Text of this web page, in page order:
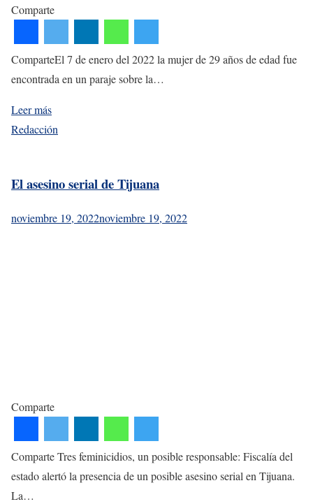
Comparte
ComparteEl 7 de enero del 2022 la mujer de 29 años de edad fue
encontrada en un paraje sobre la…
Leer más
Redacción
El asesino serial de Tijuana
noviembre 19, 2022noviembre 19, 2022
Comparte
Comparte Tres feminicidios, un posible responsable: Fiscalía del
estado alertó la presencia de un posible asesino serial en Tijuana.
La…